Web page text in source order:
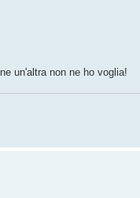
un'altra non ne ho voglia!